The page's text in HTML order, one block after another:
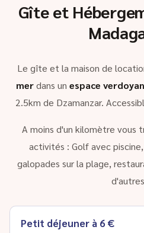
Gîte et
Le gîte et la maison de
merdans un espace
2.5km de Dzamanzar.
A moins d'un kilomètre vous
activités : Golf avec
galopades sur la plage,
Petit déjeuner à 6 €